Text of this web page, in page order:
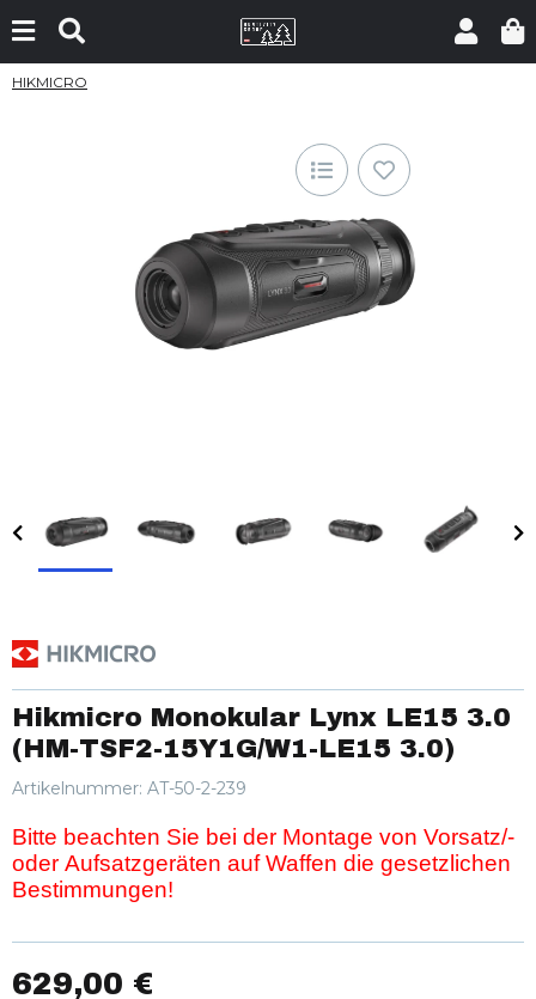
HIKMICRO
Hikmicro Monokular Lynx LE15 3.0
(HM-TSF2-15Y1G/W1-LE15 3.0)
Artikelnummer: AT-50-2-239
Bitte beachten Sie bei der Montage von Vorsatz/-
oder Aufsatzgeräten auf Waffen die gesetzlichen
Bestimmungen!
629,00 €